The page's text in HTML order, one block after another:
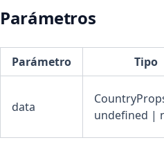
Parámetros
Parámetro Tipo
data
undefined |